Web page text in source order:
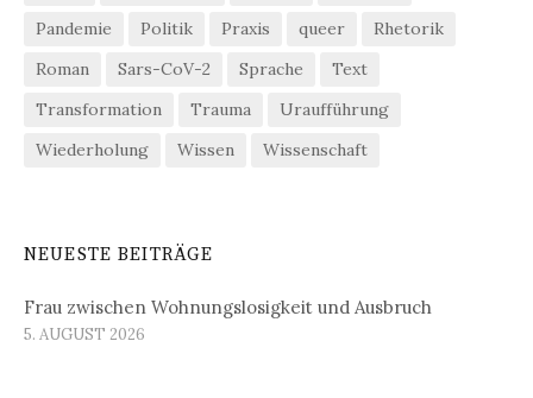
Pandemie
Politik Praxis queer
Rhetorik
Roman
Sars-CoV-2 Sprache
Text
Transformation
Trauma
Uraufführung
Wiederholung
Wissen Wissenschaft
NEUESTE BEITRÄGE
Frau zwischen Wohnungslosigkeit und Ausbruch
5. AUGUST 2026